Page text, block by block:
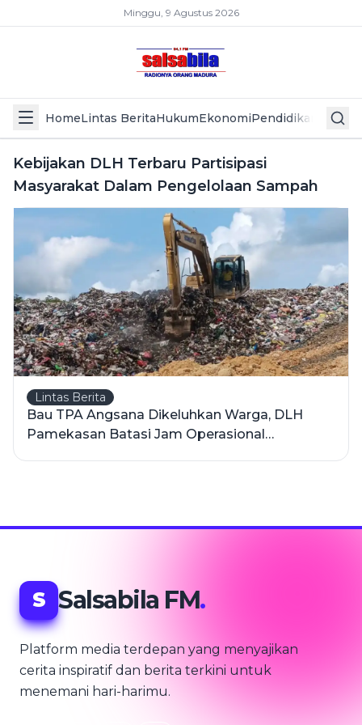
Minggu, 9 Agustus 2026
HomeLintas BeritaHukumEkonomiPendidikan Politik
Kebijakan DLH Terbaru Partisipasi
Masyarakat Dalam Pengelolaan Sampah
Lintas Berita
Bau TPA Angsana Dikeluhkan Warga, DLH
Pamekasan Batasi Jam Operasional
S Salsabila FM.
Platform media terdepan yang menyajikan
cerita inspiratif dan berita terkini untuk
menemani hari-harimu.